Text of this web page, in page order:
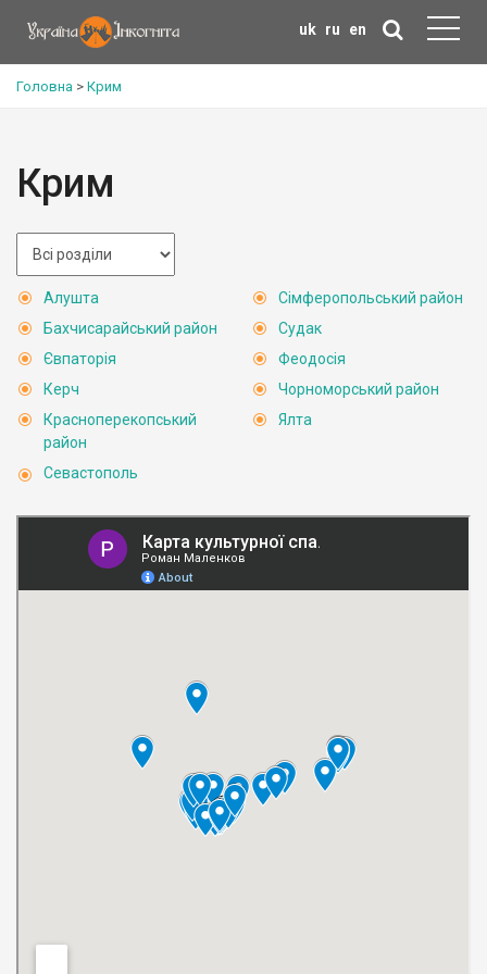
uk ru en
Головна > Крим
Крим
Алушта
Бахчисарайський район
Євпаторія
Керч
Красноперекопський
район
Севастополь
Сімферопольський район
Судак
Феодосія
Чорноморський район
Ялта